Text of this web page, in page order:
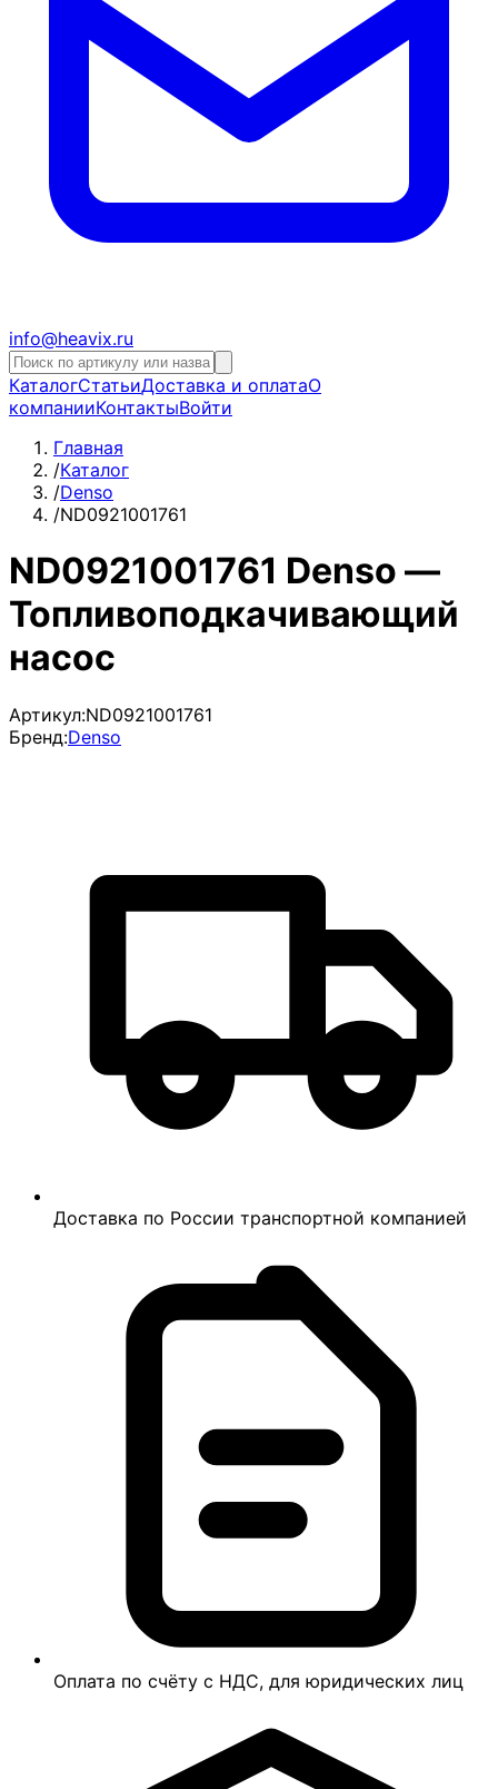
info@heavix.ru
КаталогСтатьиДоставка и оплатаО
компанииКонтактыВойти
Главная
/Каталог
/Denso
/ND0921001761
ND0921001761 Denso —
Топливоподкачивающий
насос
Артикул:ND0921001761
Бренд:Denso
Доставка по России транспортной компанией
Оплата по счёту с НДС, для юридических лиц